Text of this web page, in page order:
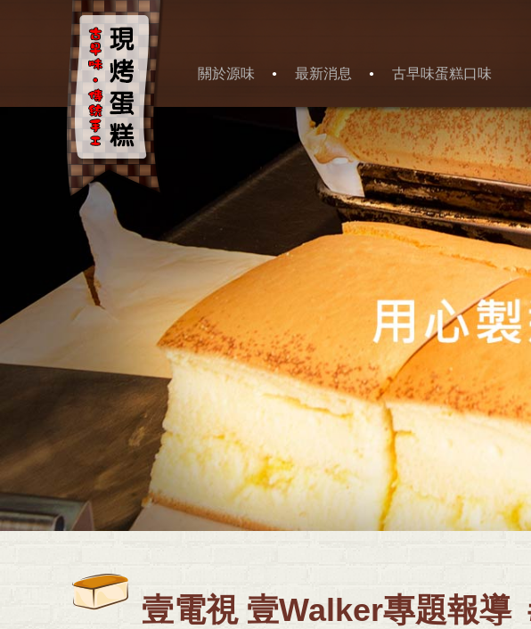
關於源味 最新消息 古早味蛋糕口味
壹電視 壹Walker專題報導